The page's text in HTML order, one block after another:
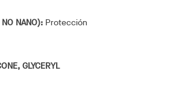
NANO): Protección
GLYCERYL